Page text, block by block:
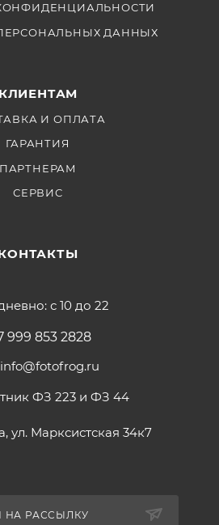
ДАННЫХ
КЛИЕНТАМ
И ОПЛАТА
ГАРАНТИЯ
ПАРТНЕРАМ
СЕРВИС
с 10 до 22
999 853 2828
info@fotofrog.ru
ФЗ 223 и ФЗ 44
ул. Марксистская 34к7
НА РАССЫЛКУ